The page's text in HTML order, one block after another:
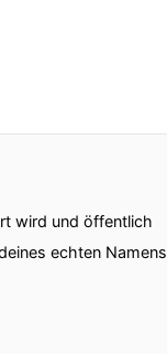
wird und öffentlich
echten Namens